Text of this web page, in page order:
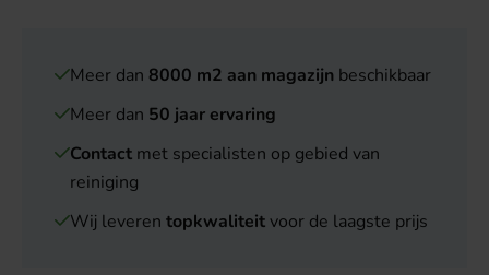
Meer dan 8000 m2 aan magazijn beschikbaar
Meer dan 50 jaar ervaring
Contact met specialisten op gebied van
reiniging
Wij leveren topkwaliteit voor de laagste prijs